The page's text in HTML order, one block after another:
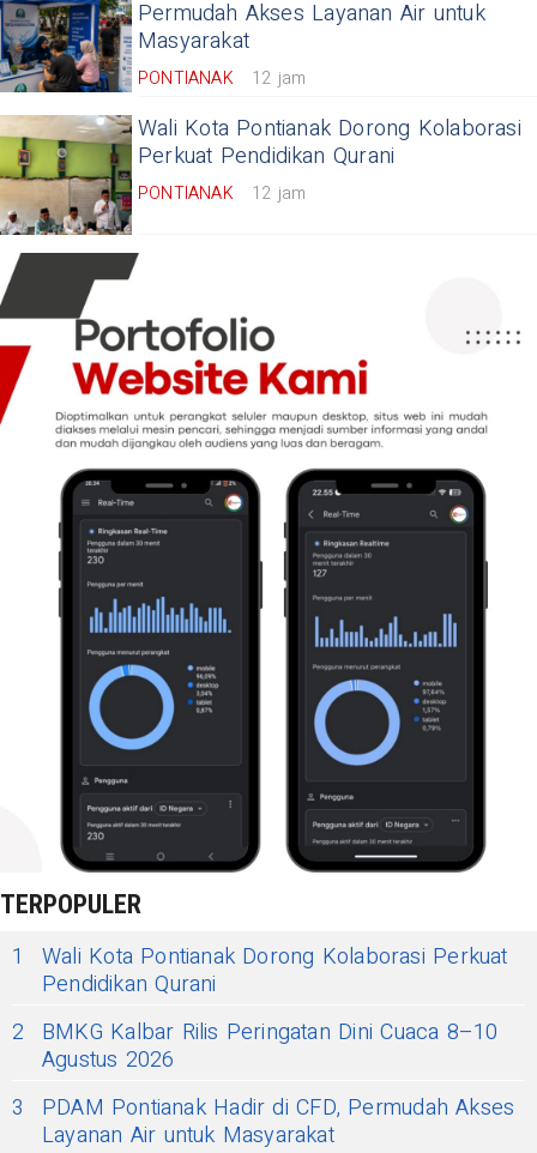
Permudah Akses Layanan Air untuk
Masyarakat
PONTIANAK 12 jam
Wali Kota Pontianak Dorong Kolaborasi
Perkuat Pendidikan Qurani
PONTIANAK 12 jam
TERPOPULER
1
Wali Kota Pontianak Dorong Kolaborasi Perkuat
Pendidikan Qurani
2
BMKG Kalbar Rilis Peringatan Dini Cuaca 8–10
Agustus 2026
3
PDAM Pontianak Hadir di CFD, Permudah Akses
Layanan Air untuk Masyarakat